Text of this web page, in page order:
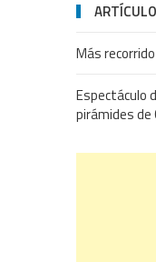
Más
Espectáculo
pirámides de